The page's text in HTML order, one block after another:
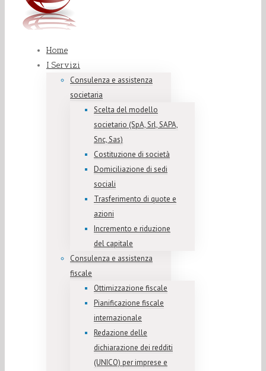
Home
I Servizi
Consulenza e assistenza
societaria
Scelta del modello
societario (SpA, Srl, SAPA,
Snc, Sas)
Costituzione di società
Domiciliazione di sedi
sociali
Trasferimento di quote e
azioni
Incremento e riduzione
del capitale
Consulenza e assistenza
fiscale
Ottimizzazione fiscale
Pianificazione fiscale
internazionale
Redazione delle
dichiarazione dei redditi
(UNICO) per imprese e